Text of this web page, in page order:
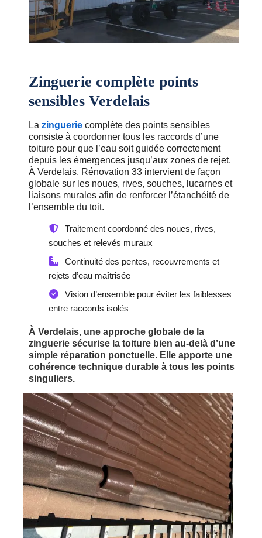
Zinguerie complète points
sensibles Verdelais
La zinguerie complète des points sensibles
consiste à coordonner tous les raccords d’une
toiture pour que l’eau soit guidée correctement
depuis les émergences jusqu’aux zones de rejet.
À Verdelais, Rénovation 33 intervient de façon
globale sur les noues, rives, souches, lucarnes et
liaisons murales afin de renforcer l’étanchéité de
l’ensemble du toit.
Traitement coordonné des noues, rives,
souches et relevés muraux
Continuité des pentes, recouvrements et
rejets d’eau maîtrisée
Vision d’ensemble pour éviter les faiblesses
entre raccords isolés
À Verdelais, une approche globale de la
zinguerie sécurise la toiture bien au-delà d’une
simple réparation ponctuelle. Elle apporte une
cohérence technique durable à tous les points
singuliers.